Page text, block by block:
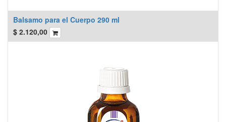
Balsamo para el Cuerpo 290 ml
$ 2.120,00